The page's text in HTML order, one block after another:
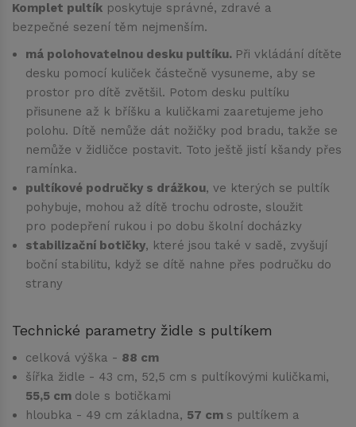
Komplet pultík poskytuje správné, zdravé a
bezpečné sezení těm nejmenším.
má polohovatelnou desku pultíku. Při vkládání dítěte
desku pomocí kuliček částečně vysuneme, aby se
prostor pro dítě zvětšil. Potom desku pultíku
přisunene až k bříšku a kuličkami zaaretujeme jeho
polohu. Dítě nemůže dát nožičky pod bradu, takže se
nemůže v židličce postavit. Toto ještě jistí kšandy přes
ramínka.
pultíkové područky s drážkou, ve kterých se pultík
pohybuje, mohou až dítě trochu odroste, sloužit
pro podepření rukou i po dobu školní docházky
stabilizační botičky, které jsou také v sadě, zvyšují
boční stabilitu, když se dítě nahne přes područku do
strany
Technické parametry židle s pultíkem
celková výška - 88 cm
šířka židle - 43 cm, 52,5 cm s pultíkovými kuličkami,
55,5 cm dole s botičkami
hloubka - 49 cm základna, 57 cm s pultíkem a